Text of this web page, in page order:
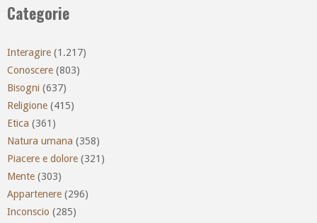
Categorie
Interagire (1.217)
Conoscere (803)
Bisogni (637)
Religione (415)
Etica (361)
Natura umana (358)
Piacere e dolore (321)
Mente (303)
Appartenere (296)
Inconscio (285)